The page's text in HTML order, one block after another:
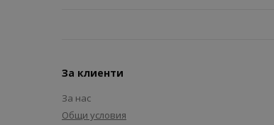
За клиенти
За нас
Общи условия